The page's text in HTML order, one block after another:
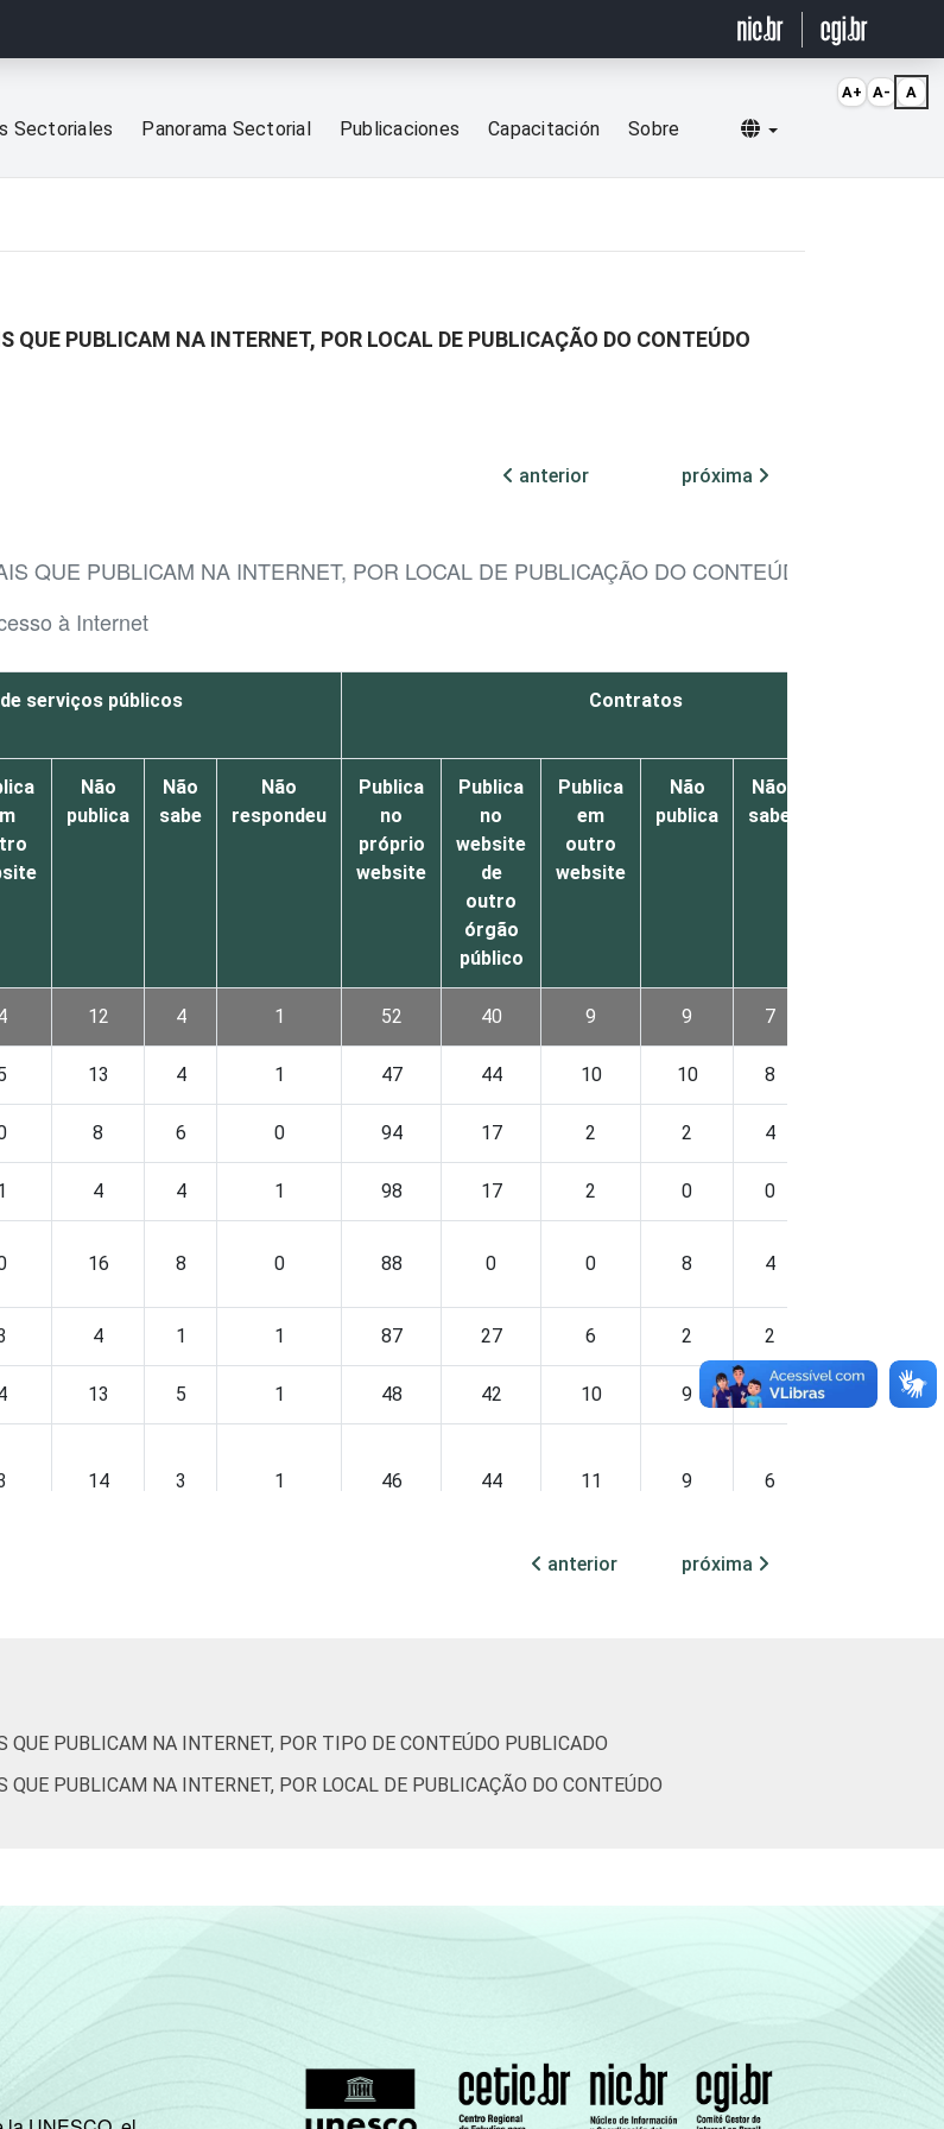
Sectoriales Panorama Sectorial Publicaciones Capacitación Sobre Selecionar idioma
QUE PUBLICAM NA INTERNET, POR LOCAL DE PUBLICAÇÃO DO CONTEÚDO
anterior
próxima
QUE PUBLICAM NA INTERNET, POR LOCAL DE PUBLICAÇÃO DO CONTEÚDO
à Internet
serviços públicos Contratos
Não
publica
Não
sabe
Não
respondeu
Publica
no
próprio
website
Publica
no
website
de
outro
órgão
público
Publica
em
outro
website
Não
publica
Não
sabe
12 4 1 52 40 9 9 7
13 4 1 47 44 10 10 8
8 6 0 94 17 2 2 4
4 4 1 98 17 2 0 0
16 8 0 88 0 0 8 4
4 1 1 87 27 6 2 2
13 5 1 48 42 10 9 8
14 3 1 46 44 11 9 6
anterior próxima
QUE PUBLICAM NA INTERNET, POR TIPO DE CONTEÚDO PUBLICADO
QUE PUBLICAM NA INTERNET, POR LOCAL DE PUBLICAÇÃO DO CONTEÚDO
A+ A- A